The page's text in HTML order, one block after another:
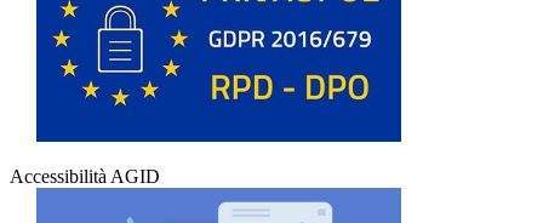
Accessibilità AGID